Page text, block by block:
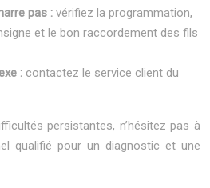
pas : vérifiez la programmation,
et le bon raccordement des fils
: contactez le service client du
persistantes, n’hésitez pas à
qualifié pour un diagnostic et une